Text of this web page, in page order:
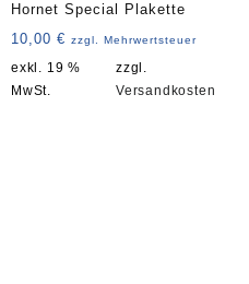
Hornet Special Plakette
10,00 € zzgl. Mehrwertsteuer
exkl. 19 %
MwSt.
zzgl.
Versandkosten